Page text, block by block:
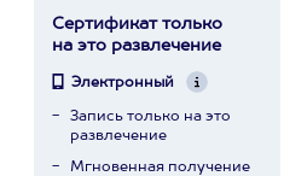
Сертификат только
на это развлечение
Электронный
Запись только на это
развлечение
Мгновенная получение